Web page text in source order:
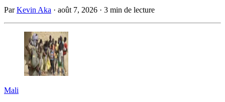
ParKevin Aka · août 7, 2026 · 3 min de lecture
Mali